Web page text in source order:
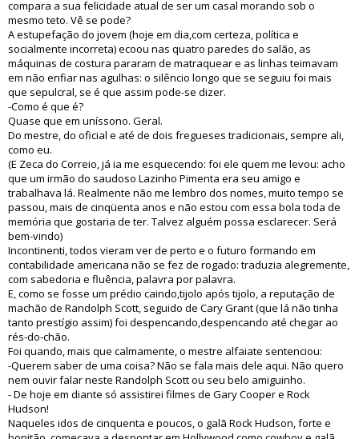
compara a sua felicidade atual de ser um casal morando sob o
mesmo teto. Vê se pode?
A estupefação do jovem (hoje em dia,com certeza, política e
socialmente incorreta) ecoou nas quatro paredes do salão, as
máquinas de costura pararam de matraquear e as linhas teimavam
em não enfiar nas agulhas: o silêncio longo que se seguiu foi mais
que sepulcral, se é que assim pode-se dizer.
-Como é que é?
Quase que em uníssono. Geral.
Do mestre, do oficial e até de dois fregueses tradicionais, sempre ali,
como eu.
(E Zeca do Correio, já ia me esquecendo: foi ele quem me levou: acho
que um irmão do saudoso Lazinho Pimenta era seu amigo e
trabalhava lá. Realmente não me lembro dos nomes, muito tempo se
passou, mais de cinqüenta anos e não estou com essa bola toda de
memória que gostaria de ter. Talvez alguém possa esclarecer. Será
bem-vindo)
Incontinenti, todos vieram ver de perto e o futuro formando em
contabilidade americana não se fez de rogado: traduzia alegremente,
com sabedoria e fluência, palavra por palavra.
E, como se fosse um prédio caindo,tijolo após tijolo, a reputação de
machão de Randolph Scott, seguido de Cary Grant (que lá não tinha
tanto prestígio assim) foi despencando,despencando até chegar ao
rés-do-chão.
Foi quando, mais que calmamente, o mestre alfaiate sentenciou:
-Querem saber de uma coisa? Não se fala mais dele aqui. Não quero
nem ouvir falar neste Randolph Scott ou seu belo amiguinho.
- De hoje em diante só assistirei filmes de Gary Cooper e Rock
Hudson!
Naqueles idos de cinquenta e poucos, o galã Rock Hudson, forte e